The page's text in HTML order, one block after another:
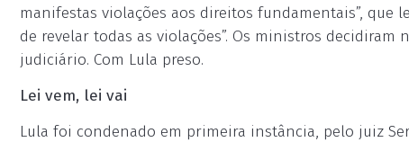
manifestas violações aos direitos fundamentais”, que
de revelar todas as violações”. Os ministros
judiciário. Com Lula preso.
Lei vem, lei vai
Lula foi condenado em primeira instância, pelo juiz